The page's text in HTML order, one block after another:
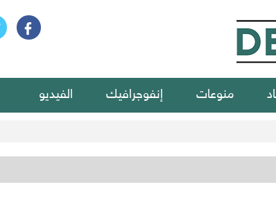
منوعات إنفوجرافيك الفيديو